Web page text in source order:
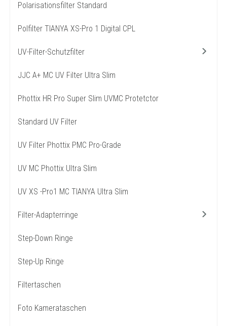
Polarisationsfilter Standard
Polfilter TIANYA XS-Pro 1 Digital CPL
UV-Filter-Schutzfilter
JJC A+ MC UV Filter Ultra Slim
Phottix HR Pro Super Slim UVMC Protetctor
Standard UV Filter
UV Filter Phottix PMC Pro-Grade
UV MC Phottix Ultra Slim
UV XS -Pro1 MC TIANYA Ultra Slim
Filter-Adapterringe
Step-Down Ringe
Step-Up Ringe
Filtertaschen
Foto Kamerataschen